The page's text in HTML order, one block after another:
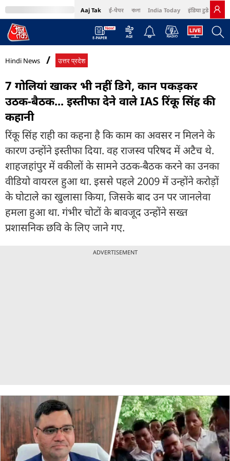
Aaj Tak ई-पेपर বাংলা India Today इंडिया टुडे हिंदी
MumbaiTak Cosmopolitan Harper's Bazaar Northeast
Hindi News उत्तर प्रदेश
7 गोलियां खाकर भी नहीं डिगे, कान पकड़कर
उठक-बैठक... इस्तीफा देने वाले IAS रिंकू सिंह की
कहानी
रिंकू सिंह राही का कहना है कि काम का अवसर न मिलने के
कारण उन्होंने इस्तीफा दिया. वह राजस्व परिषद में अटैच थे.
शाहजहांपुर में वकीलों के सामने उठक-बैठक करने का उनका
वीडियो वायरल हुआ था. इससे पहले 2009 में उन्होंने करोड़ों
के घोटाले का खुलासा किया, जिसके बाद उन पर जानलेवा
हमला हुआ था. गंभीर चोटों के बावजूद उन्होंने सख्त
प्रशासनिक छवि के लिए जाने गए.
ADVERTISEMENT